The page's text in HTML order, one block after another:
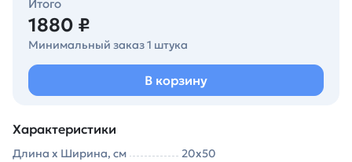
Итого
1880 ₽
Минимальный заказ 1 штука
В корзину
Характеристики
Длина х Ширина, см
20х50